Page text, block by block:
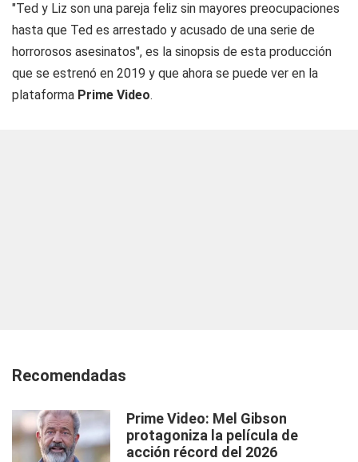
"Ted y Liz son una pareja feliz sin mayores preocupaciones
hasta que Ted es arrestado y acusado de una serie de
horrorosos asesinatos", es la sinopsis de esta producción
que se estrenó en 2019 y que ahora se puede ver en la
plataforma Prime Video.
Recomendadas
Prime Video: Mel Gibson
protagoniza la película de
acción récord del 2026